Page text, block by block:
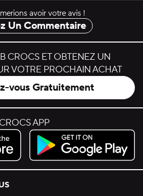
avoir votre avis !
Un Commentaire
CROCS ET OBTENEZ UN
VOTRE PROCHAIN ACHAT
vous Gratuitement
APP
Get it on Google Play.